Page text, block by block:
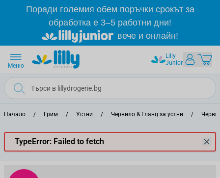
Прескачане към съдържанието
Поради големия обем поръчки срокът за
обработка е 3–5 работни дни!
вече и онлайн!
Lilly
Junior
Меню
Начало / Грим / Устни / Червило & Гланц за устни /
TypeError: Failed to fetch